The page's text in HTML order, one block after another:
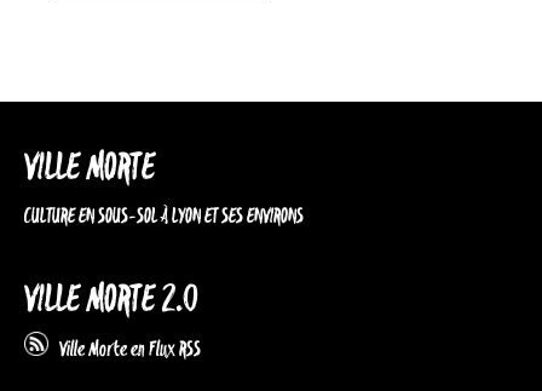
VILLE MORTE
CULTURE EN SOUS-SOL À LYON ET SES ENVIRONS
VILLE MORTE 2.0
Ville Morte en Flux RSS